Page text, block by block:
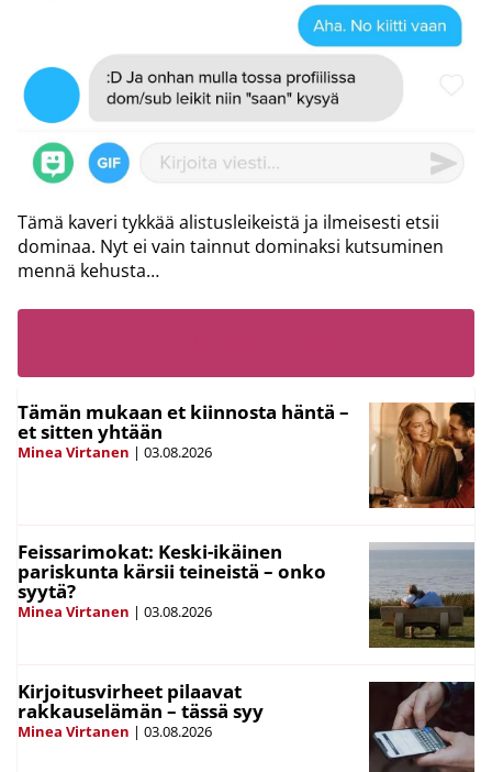
Tämä kaveri tykkää alistusleikeistä ja ilmeisesti etsii
dominaa. Nyt ei vain tainnut dominaksi kutsuminen
mennä kehusta…
Tämän mukaan et kiinnosta häntä –
et sitten yhtään
Minea Virtanen | 03.08.2026
Feissarimokat: Keski-ikäinen
pariskunta kärsii teineistä – onko
syytä?
Minea Virtanen | 03.08.2026
Kirjoitusvirheet pilaavat
rakkauselämän – tässä syy
Minea Virtanen | 03.08.2026